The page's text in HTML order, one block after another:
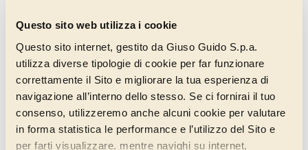
Questo sito web utilizza i cookie
Questo sito internet, gestito da Giuso Guido S.p.a.
utilizza diverse tipologie di cookie per far funzionare
correttamente il Sito e migliorare la tua esperienza di
navigazione all’interno dello stesso. Se ci fornirai il tuo
consenso, utilizzeremo anche alcuni cookie per valutare
in forma statistica le performance e l’utilizzo del Sito e
per farti visualizzare, mentre navighi su internet,
di ogni professionista del settore, giocando con nuove armonie di
sapori; materie prime
di altissima qualità, in grado di interpretare e anticipare le
del mercatoe il gusto dei tuoi clienti.
Amordiverdure, la prima linea gastronomica di Giuso
In un mercato in continuo cambiamento come quello della
pasticceria tradizionale, Giuso ha deciso di puntare su un trend in
forte crescita, quello dellapasticceria salata.